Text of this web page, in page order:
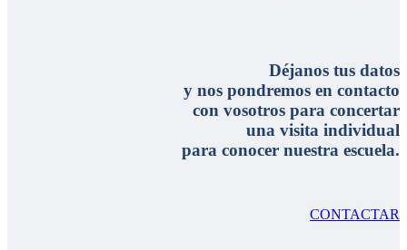
Déjanos tus datos
y nos pondremos en contacto
con vosotros para concertar
una visita individual
para conocer nuestra escuela.
CONTACTAR